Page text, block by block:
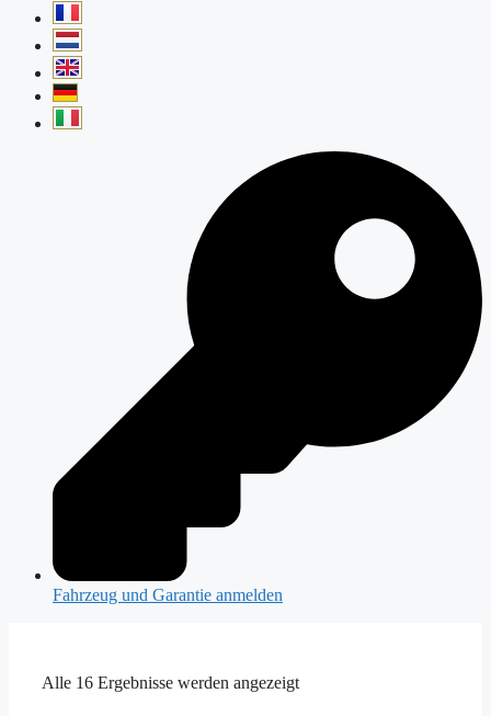
Fahrzeug und Garantie anmelden
Alle 16 Ergebnisse werden angezeigt